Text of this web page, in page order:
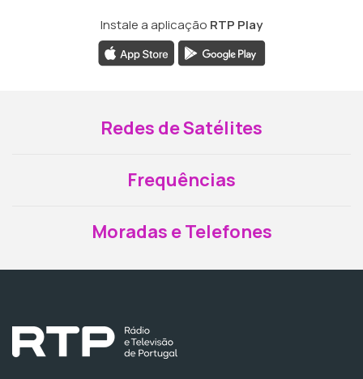
Instale a aplicação RTP Play
Redes de Satélites
Frequências
Moradas e Telefones